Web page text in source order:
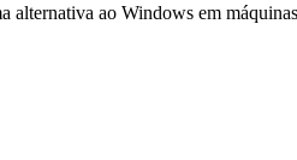
ao Windows em